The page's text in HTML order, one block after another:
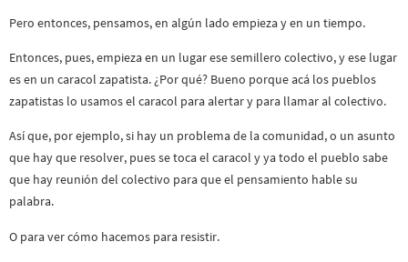
Pero entonces, pensamos, en algún lado empieza y en un tiempo.
Entonces, pues, empieza en un lugar ese semillero colectivo, y ese lugar
es en un caracol zapatista. ¿Por qué? Bueno porque acá los pueblos
zapatistas lo usamos el caracol para alertar y para llamar al colectivo.
Así que, por ejemplo, si hay un problema de la comunidad, o un asunto
que hay que resolver, pues se toca el caracol y ya todo el pueblo sabe
que hay reunión del colectivo para que el pensamiento hable su
palabra.
O para ver cómo hacemos para resistir.